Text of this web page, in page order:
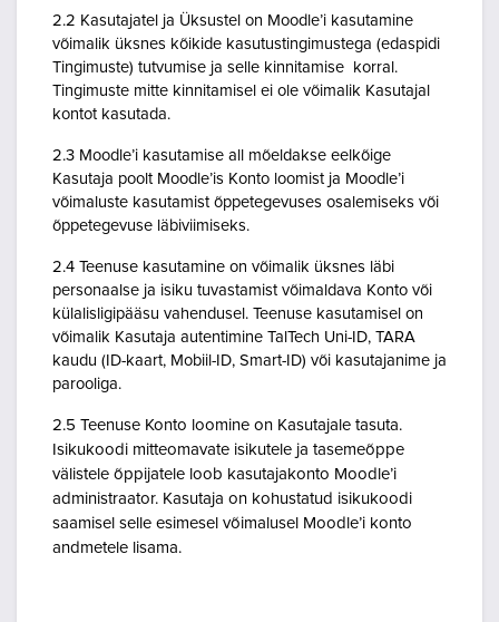
2.2 Kasutajatel ja Üksustel on Moodle’i kasutamine
võimalik üksnes kõikide kasutustingimustega (edaspidi
Tingimuste) tutvumise ja selle kinnitamise korral.
Tingimuste mitte kinnitamisel ei ole võimalik Kasutajal
kontot kasutada.
2.3 Moodle’i kasutamise all mõeldakse eelkõige
Kasutaja poolt Moodle’is Konto loomist ja Moodle’i
võimaluste kasutamist õppetegevuses osalemiseks või
õppetegevuse läbiviimiseks.
2.4 Teenuse kasutamine on võimalik üksnes läbi
personaalse ja isiku tuvastamist võimaldava Konto või
külalisligipääsu vahendusel. Teenuse kasutamisel on
võimalik Kasutaja autentimine TalTech Uni-ID, TARA
kaudu (ID-kaart, Mobiil-ID, Smart-ID) või kasutajanime ja
parooliga.
2.5 Teenuse Konto loomine on Kasutajale tasuta.
Isikukoodi mitteomavate isikutele ja tasemeõppe
välistele õppijatele loob kasutajakonto Moodle’i
administraator. Kasutaja on kohustatud isikukoodi
saamisel selle esimesel võimalusel Moodle’i konto
andmetele lisama.